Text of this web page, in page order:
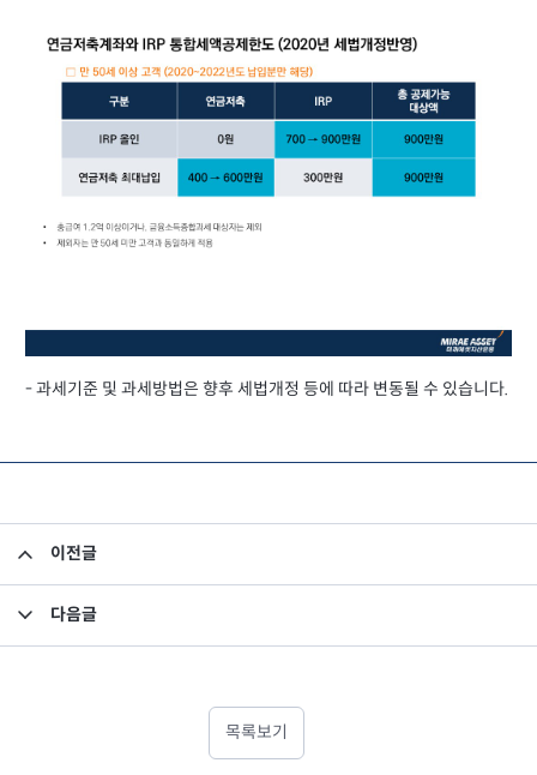
- 과세기준 및 과세방법은 향후 세법개정 등에 따라 변동될 수 있습니다.
이전글
다음글
목록보기